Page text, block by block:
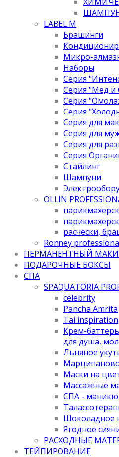
LABEL.M
Брашинги
Микро-
Наборы
Серия
Серия "Мед и
Серия
Серия
Серия для
Серия для
Серия для
Серия
Стайлинг
Шампуни
OLLIN
расчески,
Ronney
ПЕРМАНЕНТНЫЙ
ПОДАРОЧНЫЕ БОКСЫ
СПА
SPAQUATORIA
celebrity
Pancha Amrita
Tai inspiration
Крем-
для душа,
Льняное
Маски на
Массажные
СПА -
Шоколадное
Ягодное
РАСХОДНЫЕ
ТЕЙПИРОВАНИЕ